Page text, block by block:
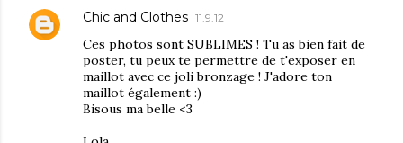
Chic and Clothes 11.9.12
Ces photos sont SUBLIMES ! Tu as bien fait de
poster, tu peux te permettre de t'exposer en
maillot avec ce joli bronzage ! J'adore ton
maillot également :)
Bisous ma belle <3